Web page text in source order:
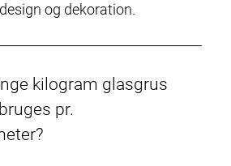
og dekoration.
kilogram glasgrus
pr.